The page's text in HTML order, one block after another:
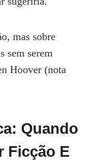
mas sobre
sem serem
Hoover (nota
Quando
Ficção E